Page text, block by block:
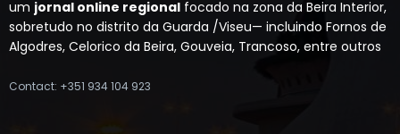
um jornal online regional focado na zona da Beira Interior,
sobretudo no distrito da Guarda /Viseu— incluindo Fornos de
Algodres, Celorico da Beira, Gouveia, Trancoso, entre outros
Contact: +351 934 104 923